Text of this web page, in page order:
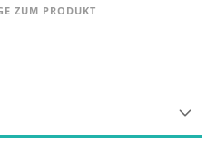
ZUM PRODUKT